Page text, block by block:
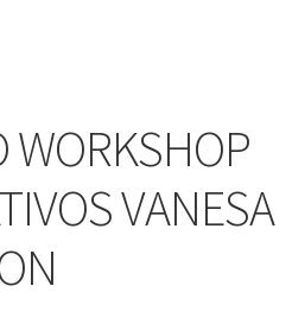
WORKSHOP
VANESA